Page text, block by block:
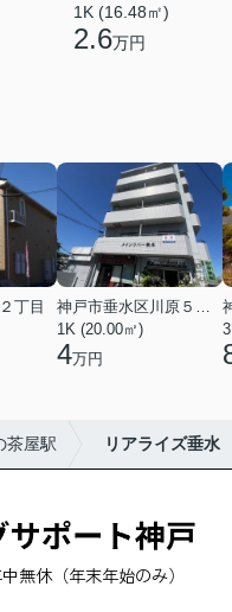
1K (16.48㎡)
2.6万円
丁目
神戸市垂水区川原５丁目
1K (20.00㎡)
4万円
茶屋駅 リアライズ垂水
無休（年末年始のみ）